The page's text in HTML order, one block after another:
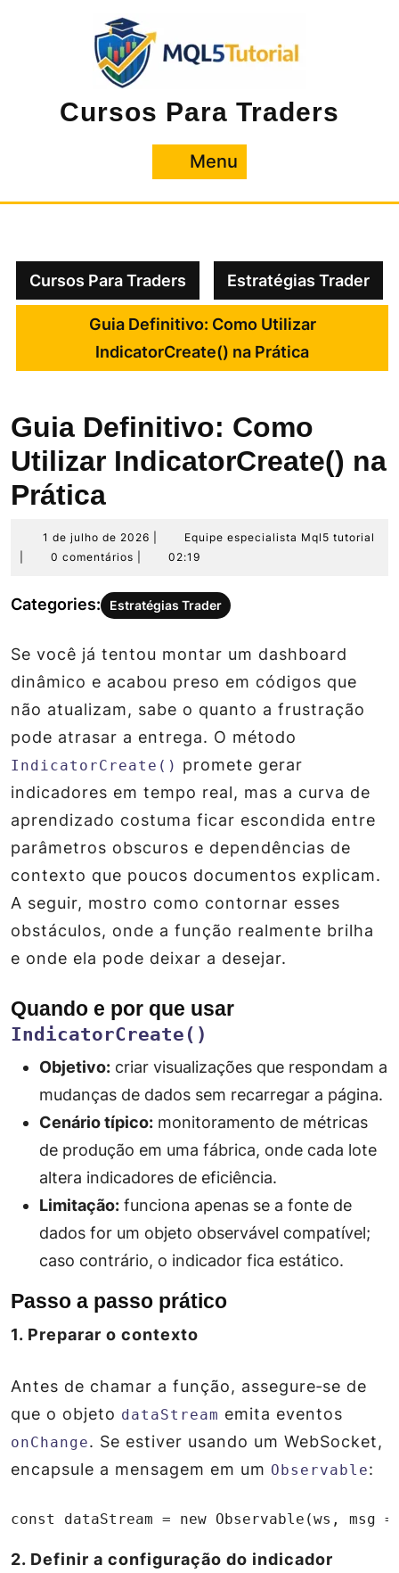
Cursos Para Traders
Menu
Cursos Para Traders Estratégias Trader
Guia Definitivo: Como Utilizar
IndicatorCreate() na Prática
Guia Definitivo: Como
Utilizar IndicatorCreate() na
Prática
1 de julho de 2026
de
2026
Equipe especialista Mql5 tutorial
0 comentários 02:19
Categories: Estratégias Trader
Se você já tentou montar um dashboard
dinâmico e acabou preso em códigos que
não atualizam, sabe o quanto a frustração
pode atrasar a entrega. O método
IndicatorCreate() promete gerar
indicadores em tempo real, mas a curva de
aprendizado costuma ficar escondida entre
parâmetros obscuros e dependências de
contexto que poucos documentos explicam.
A seguir, mostro como contornar esses
obstáculos, onde a função realmente brilha
e onde ela pode deixar a desejar.
Quando e por que usar
IndicatorCreate()
Objetivo: criar visualizações que respondam a
mudanças de dados sem recarregar a página.
Cenário típico: monitoramento de métricas
de produção em uma fábrica, onde cada lote
altera indicadores de eficiência.
Limitação: funciona apenas se a fonte de
dados for um objeto observável compatível;
caso contrário, o indicador fica estático.
Passo a passo prático
1. Preparar o contexto
Antes de chamar a função, assegure‑se de
que o objeto dataStream emita eventos
onChange. Se estiver usando um WebSocket,
encapsule a mensagem em um Observable:
const dataStream = new Observable(ws, msg
2. Definir a configuração do indicador